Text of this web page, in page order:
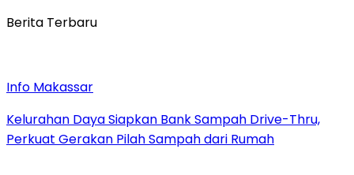
Berita Terbaru
Info Makassar
Kelurahan Daya Siapkan Bank Sampah Drive-Thru,
Perkuat Gerakan Pilah Sampah dari Rumah